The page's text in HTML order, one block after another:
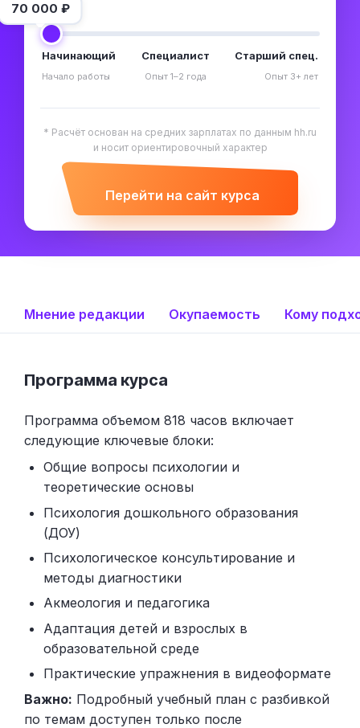
70 000 ₽
Начинающий
Начало работы
Специалист
Опыт 1–2 года
Старший спец.
Опыт 3+ лет
* Расчёт основан на средних зарплатах по данным hh.ru
и носит ориентировочный характер
Перейти на сайт курса
Мнение редакции Окупаемость Кому
Программа курса
Программа объемом 818 часов включает
следующие ключевые блоки:
Общие вопросы психологии и
теоретические основы
Психология дошкольного образования
(ДОУ)
Психологическое консультирование и
методы диагностики
Акмеология и педагогика
Адаптация детей и взрослых в
образовательной среде
Практические упражнения в видеоформате
Важно: Подробный учебный план с разбивкой
по темам доступен только после